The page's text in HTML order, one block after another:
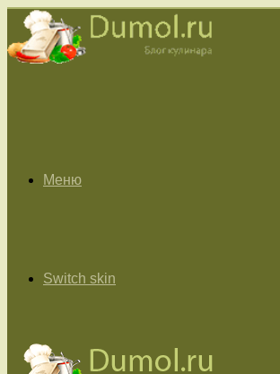
Меню
Switch skin